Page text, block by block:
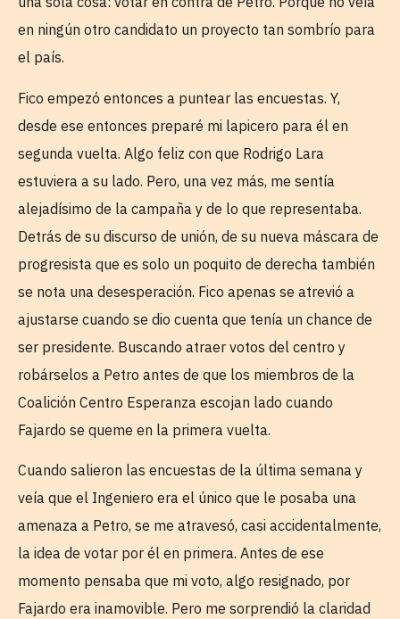
en ningún otro candidato un proyecto tan sombrío para
el país.
Fico empezó entonces a puntear las encuestas. Y,
desde ese entonces preparé mi lapicero para él en
segunda vuelta. Algo feliz con que Rodrigo Lara
estuviera a su lado. Pero, una vez más, me sentía
alejadísimo de la campaña y de lo que representaba.
Detrás de su discurso de unión, de su nueva máscara de
progresista que es solo un poquito de derecha también
se nota una desesperación. Fico apenas se atrevió a
ajustarse cuando se dio cuenta que tenía un chance de
ser presidente. Buscando atraer votos del centro y
robárselos a Petro antes de que los miembros de la
Coalición Centro Esperanza escojan lado cuando
Fajardo se queme en la primera vuelta.
Cuando salieron las encuestas de la última semana y
veía que el Ingeniero era el único que le posaba una
amenaza a Petro, se me atravesó, casi accidentalmente,
la idea de votar por él en primera. Antes de ese
momento pensaba que mi voto, algo resignado, por
Fajardo era inamovible. Pero me sorprendió la claridad